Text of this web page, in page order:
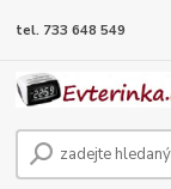
tel. 733 648 549